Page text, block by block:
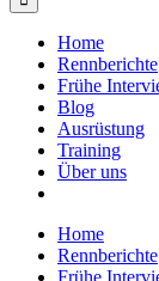
Home
Rennberichte
Frühe
Blog
Ausrüstung
Training
Über uns
Home
Rennberichte
Frühe